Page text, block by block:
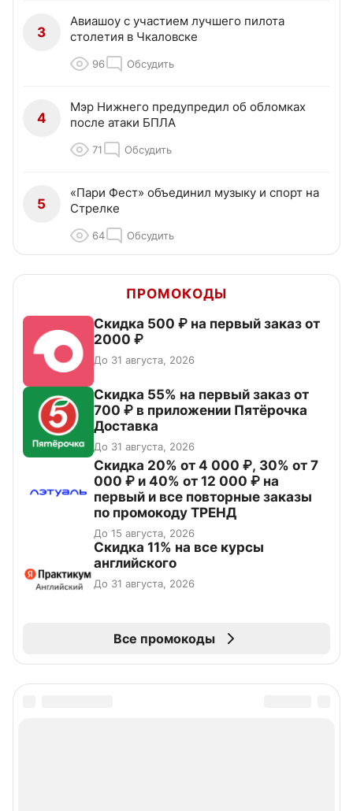
3
Авиашоу с участием лучшего пилота
столетия в Чкаловске
96 Обсудить
4
Мэр Нижнего предупредил об обломках
после атаки БПЛА
71 Обсудить
5
«Пари Фест» объединил музыку и спорт на
Стрелке
64 Обсудить
ПРОМОКОДЫ
Скидка 500 ₽ на первый заказ от
2000 ₽
До 31 августа, 2026
Скидка 55% на первый заказ от
700 ₽ в приложении Пятёрочка
Доставка
До 31 августа, 2026
Скидка 20% от 4 000 ₽, 30% от 7
000 ₽ и 40% от 12 000 ₽ на
первый и все повторные заказы
по промокоду ТРЕНД
До 15 августа, 2026
Скидка 11% на все курсы
английского
До 31 августа, 2026
Все промокоды